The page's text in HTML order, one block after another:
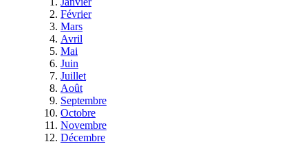
Février
Mars
Avril
Mai
Juin
Juillet
Août
Septembre
Octobre
Novembre
Décembre